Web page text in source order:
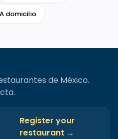
A domicilio
de México.
Register your
restaurant →